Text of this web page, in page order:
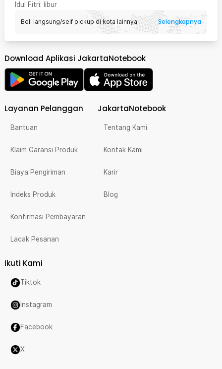
Idul Fitri: libur
Beli langsung/self pickup di kota lainnya Selengkapnya
Download Aplikasi JakartaNotebook
Layanan Pelanggan
Bantuan
Klaim Garansi Produk
Biaya Pengiriman
Indeks Produk
Konfirmasi Pembayaran
Lacak Pesanan
JakartaNotebook
Tentang Kami
Kontak Kami
Karir
Blog
Ikuti Kami
Tiktok
Instagram
Facebook
X